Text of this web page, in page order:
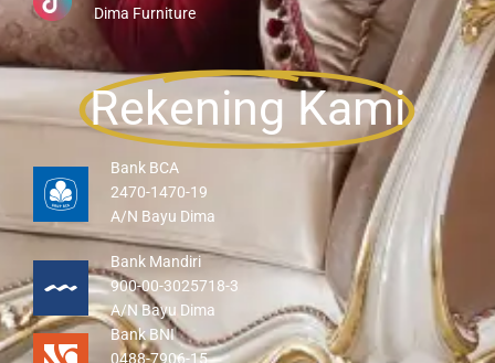
Dima Furniture
Rekening Kami
Bank BCA
2470-1470-19
A/N Bayu Dima
Bank Mandiri
900-00-3025718-3
A/N Bayu Dima
Bank BNI
0488-7906-15